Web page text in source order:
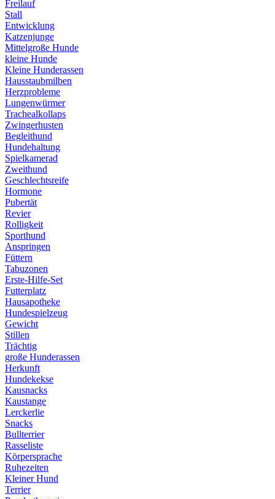
Freilauf
Stall
Entwicklung
Katzenjunge
Mittelgroße Hunde
kleine Hunde
Kleine Hunderassen
Hausstaubmilben
Herzprobleme
Lungenwürmer
Trachealkollaps
Zwingerhusten
Begleithund
Hundehaltung
Spielkamerad
Zweithund
Geschlechtsreife
Hormone
Pubertät
Revier
Rolligkeit
Sporthund
Anspringen
Füttern
Tabuzonen
Erste-Hilfe-Set
Futterplatz
Hausapotheke
Hundespielzeug
Gewicht
Stillen
Trächtig
große Hunderassen
Herkunft
Hundekekse
Kausnacks
Kaustange
Lerckerlie
Snacks
Bullterrier
Rasseliste
Körpersprache
Ruhezeiten
Kleiner Hund
Terrier